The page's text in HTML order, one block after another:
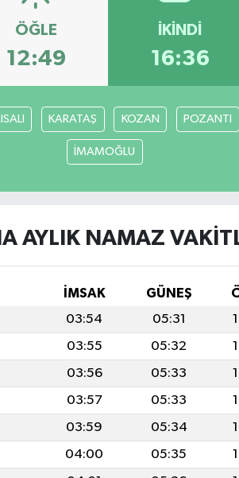
ÖĞLE
12:49
İKINDI
16:36
KARATAŞ KOZAN POZANTI
İMAMOĞLU
AYLIK NAMAZ
İMSAK GÜNEŞ
03:54 05:31
03:55 05:32
03:56 05:33
03:57 05:33
03:59 05:34
04:00 05:35